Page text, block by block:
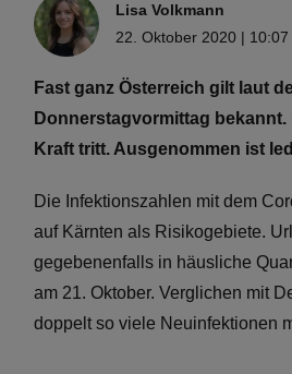
Lisa Volkmann
22. Oktober 2020 | 10:07
Fast ganz Österreich gilt laut
Donnerstagvormittag
Kraft tritt. Ausgenommen ist
Die Infektionszahlen mit dem
auf Kärnten als Risikogebiete.
gegebenenfalls in häusliche
am 21. Oktober. Verglichen mit
doppelt so viele Neuinfektionen